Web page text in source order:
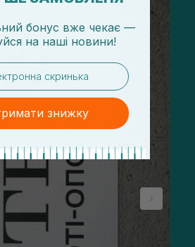
бонус вже чекає —
на наші новини!
знижку